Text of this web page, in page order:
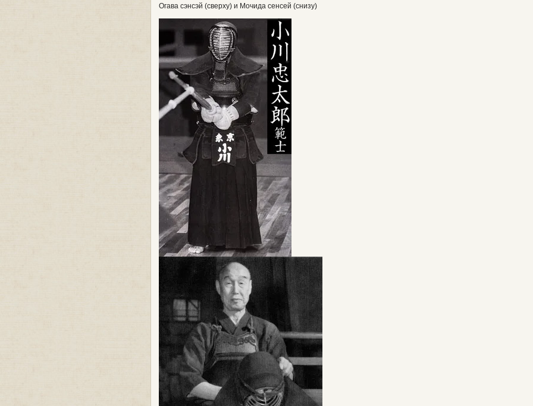
Огава сэнсэй (сверху) и Мочида сенсей (снизу)